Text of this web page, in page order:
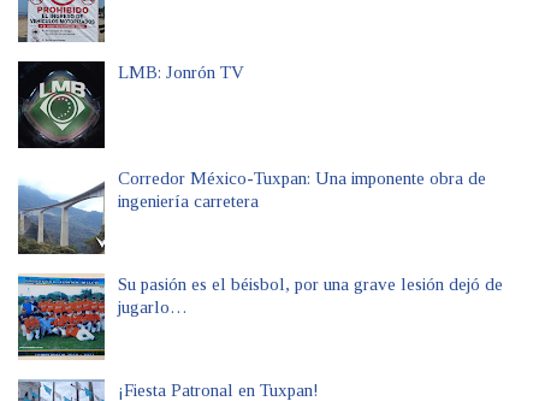
LMB: Jonrón TV
Corredor México-Tuxpan: Una imponente obra de
ingeniería carretera
Su pasión es el béisbol, por una grave lesión dejó de
jugarlo…
¡Fiesta Patronal en Tuxpan!